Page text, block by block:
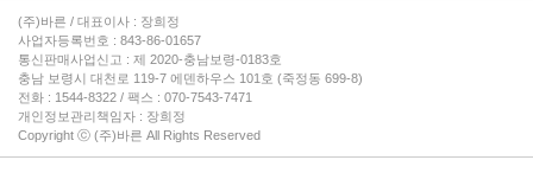
(주)바른 / 대표이사 : 장희정
사업자등록번호 : 843-86-01657
통신판매사업신고 : 제 2020-충남보령-0183호
충남 보령시 대천로 119-7 에덴하우스 101호 (죽정동 699-8)
전화 : 1544-8322 / 팩스 : 070-7543-7471
개인정보관리책임자 : 장희정
Copyright ⓒ (주)바른 All Rights Reserved